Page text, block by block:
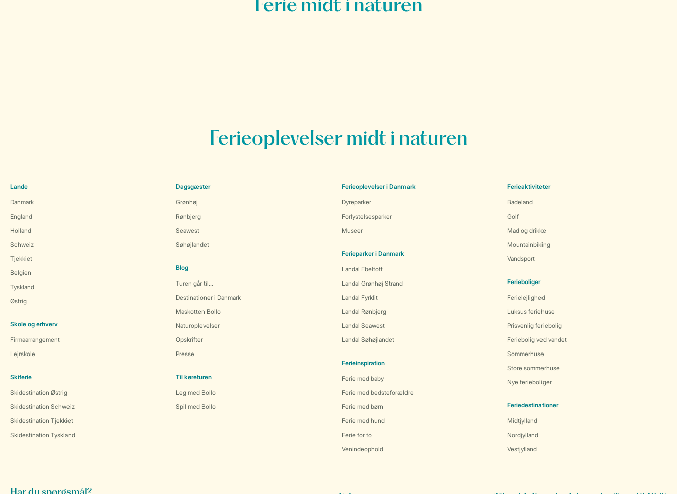
Ferieoplevelser midt i naturen
Lande
Danmark
England
Holland
Schweiz
Tjekkiet
Belgien
Tyskland
Østrig
Skole og erhverv
Firmaarrangement
Lejrskole
Skiferie
Skidestination Østrig
Skidestination Schweiz
Skidestination Tjekkiet
Skidestination Tyskland
Dagsgæster
Grønhøj
Rønbjerg
Seawest
Søhøjlandet
Blog
Turen går til...
Destinationer i Danmark
Maskotten Bollo
Naturoplevelser
Opskrifter
Presse
Til køreturen
Leg med Bollo
Spil med Bollo
Ferieoplevelser i Danmark
Dyreparker
Forlystelsesparker
Museer
Ferieparker i Danmark
Landal Ebeltoft
Landal Grønhøj Strand
Landal Fyrklit
Landal Rønbjerg
Landal Seawest
Landal Søhøjlandet
Ferieinspiration
Ferie med baby
Ferie med bedsteforældre
Ferie med børn
Ferie med hund
Ferie for to
Venindeophold
Ferieaktiviteter
Badeland
Golf
Mad og drikke
Mountainbiking
Vandsport
Ferieboliger
Ferielejlighed
Luksus feriehuse
Prisvenlig feriebolig
Feriebolig ved vandet
Sommerhuse
Store sommerhuse
Nye ferieboliger
Feriedestinationer
Midtjylland
Nordjylland
Vestjylland